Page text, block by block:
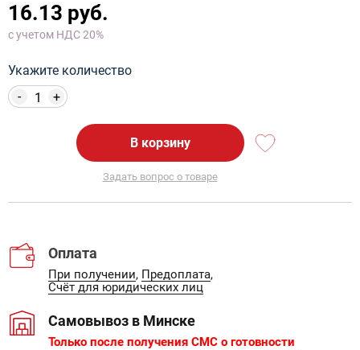
16.13 руб.
с учетом НДС 20%
Укажите количество
+
-
В корзину
Задать вопрос о товаре
Оплата
При получении, Предоплата,
Счёт для юридических лиц
Самовывоз в Минске
Только после получения СМС о готовности